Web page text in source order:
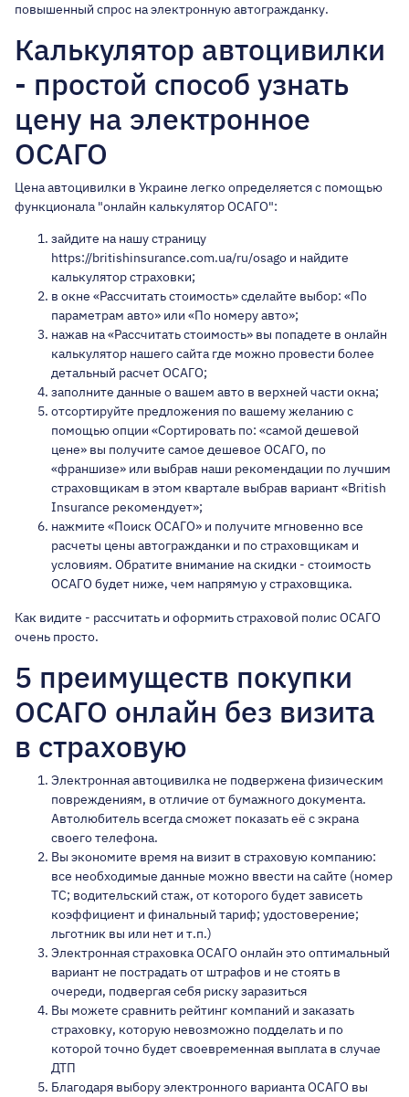
повышенный спрос на электронную автогражданку.
Калькулятор автоцивилки
- простой способ узнать
цену на электронное
ОСАГО
Цена автоцивилки в Украине легко определяется с помощью
функционала "онлайн калькулятор ОСАГО":
зайдите на нашу страницу
https://britishinsurance.com.ua/ru/osago и найдите
калькулятор страховки;
в окне «Рассчитать стоимость» сделайте выбор: «По
параметрам авто» или «По номеру авто»;
нажав на «Рассчитать стоимость» вы попадете в онлайн
калькулятор нашего сайта где можно провести более
детальный расчет ОСАГО;
заполните данные о вашем авто в верхней части окна;
отсортируйте предложения по вашему желанию с
помощью опции «Сортировать по: «самой дешевой
цене» вы получите самое дешевое ОСАГО, по
«франшизе» или выбрав наши рекомендации по лучшим
страховщикам в этом квартале выбрав вариант «British
Insurance рекомендует»;
нажмите «Поиск ОСАГО» и получите мгновенно все
расчеты цены автогражданки и по страховщикам и
условиям. Обратите внимание на скидки - стоимость
ОСАГО будет ниже, чем напрямую у страховщика.
Как видите - рассчитать и оформить страховой полис ОСАГО
очень просто.
5 преимуществ покупки
ОСАГО онлайн без визита
в страховую
Электронная автоцивилка не подвержена физическим
повреждениям, в отличие от бумажного документа.
Автолюбитель всегда сможет показать её с экрана
своего телефона.
Вы экономите время на визит в страховую компанию:
все необходимые данные можно ввести на сайте (номер
ТС; водительский стаж, от которого будет зависеть
коэффициент и финальный тариф; удостоверение;
льготник вы или нет и т.п.)
Электронная страховка ОСАГО онлайн это оптимальный
вариант не пострадать от штрафов и не стоять в
очереди, подвергая себя риску заразиться
Вы можете сравнить рейтинг компаний и заказать
страховку, которую невозможно подделать и по
которой точно будет своевременная выплата в случае
ДТП
Благодаря выбору электронного варианта ОСАГО вы